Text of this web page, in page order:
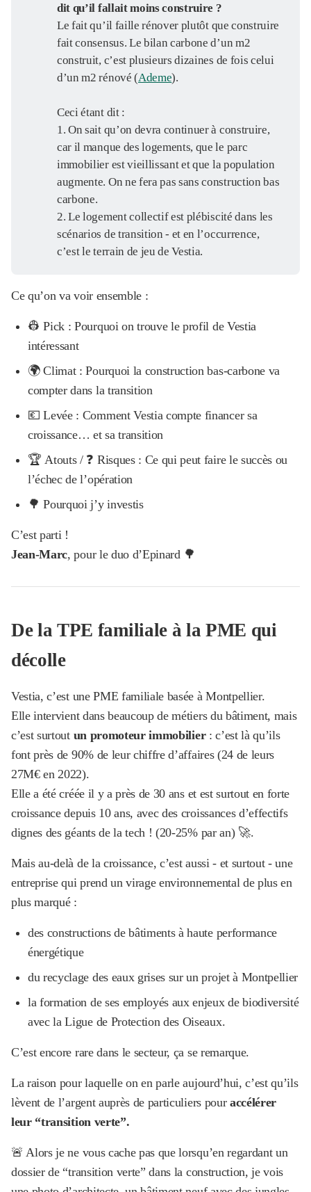
dit qu’il fallait moins construire ?
Le fait qu’il faille rénover plutôt que construire
fait consensus. Le bilan carbone d’un m2
construit, c’est plusieurs dizaines de fois celui
d’un m2 rénové (Ademe).
Ceci étant dit :
1. On sait qu’on devra continuer à construire,
car il manque des logements, que le parc
immobilier est vieillissant et que la population
augmente. On ne fera pas sans construction bas
carbone.
2. Le logement collectif est plébiscité dans les
scénarios de transition - et en l’occurrence,
c’est le terrain de jeu de Vestia.
Ce qu’on va voir ensemble :
👷 Pick : Pourquoi on trouve le profil de Vestia
intéressant
🌍 Climat : Pourquoi la construction bas-carbone va
compter dans la transition
💶 Levée : Comment Vestia compte financer sa
croissance… et sa transition
🏆 Atouts / ❓ Risques : Ce qui peut faire le succès ou
l’échec de l’opération
🌳 Pourquoi j’y investis
C’est parti !
Jean-Marc, pour le duo d’Epinard 🌳
De la TPE familiale à la PME qui
décolle
Vestia, c’est une PME familiale basée à Montpellier.
Elle intervient dans beaucoup de métiers du bâtiment, mais
c’est surtout un promoteur immobilier: c’est là qu’ils
font près de 90% de leur chiffre d’affaires (24 de leurs
27M€ en 2022).
Elle a été créée il y a près de 30 ans et est surtout en forte
croissance depuis 10 ans, avec des croissances d’effectifs
dignes des géants de la tech ! (20-25% par an) 🚀.
Mais au-delà de la croissance, c’est aussi - et surtout - une
entreprise qui prend un virage environnemental de plus en
plus marqué :
des constructions de bâtiments à haute performance
énergétique
du recyclage des eaux grises sur un projet à Montpellier
la formation de ses employés aux enjeux de biodiversité
avec la Ligue de Protection des Oiseaux.
C’est encore rare dans le secteur, ça se remarque.
La raison pour laquelle on en parle aujourd’hui, c’est qu’ils
lèvent de l’argent auprès de particuliers pour accélérer
leur “transition verte”.
🚨 Alors je ne vous cache pas que lorsqu’en regardant un
dossier de “transition verte” dans la construction, je vois